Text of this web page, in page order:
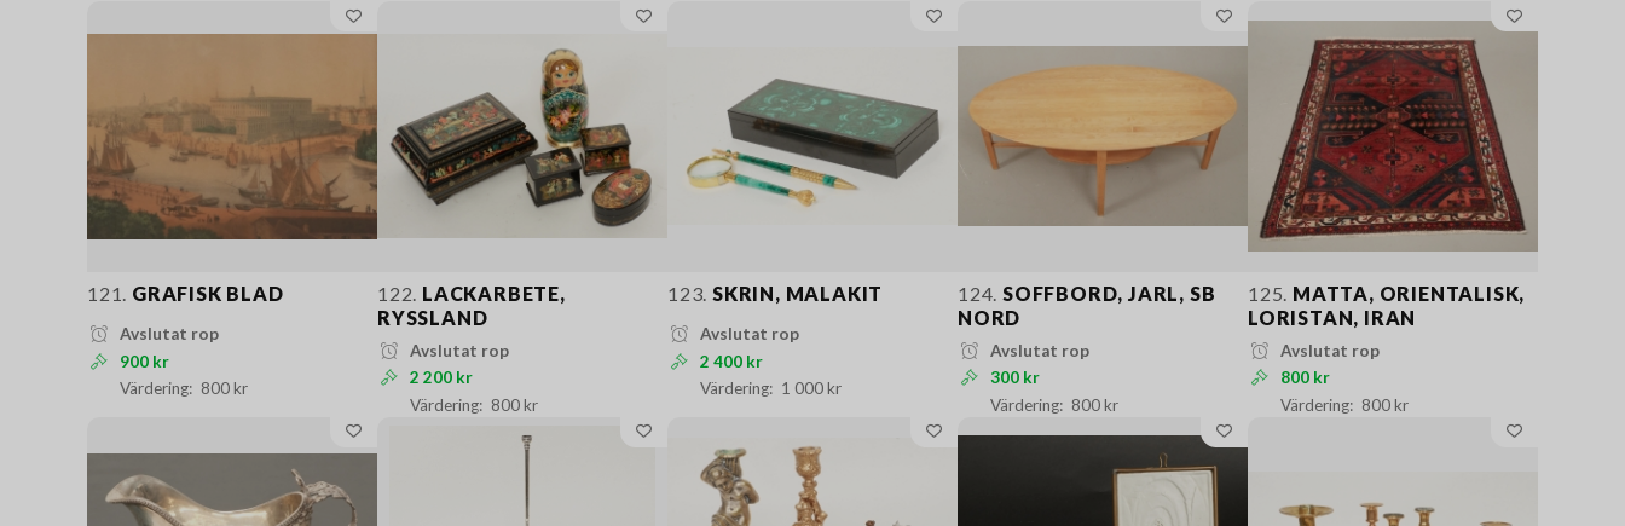
121. GRAFISK BLAD
Avslutat rop
900 kr
800 kr
122. LACKARBETE,
RYSSLAND
Avslutat rop
2 200 kr
800 kr
123. SKRIN, MALAKIT
Avslutat rop
2 400 kr
1 000 kr
124. SOFFBORD, JARL, SB
NORD
Avslutat rop
300 kr
800 kr
125. MATTA, ORIENTALISK,
LORISTAN, IRAN
Avslutat rop
800 kr
800 kr